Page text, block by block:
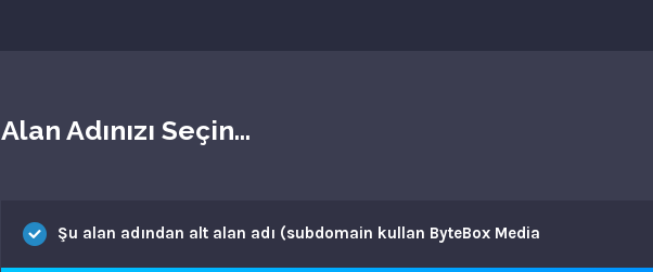
Alan Adınızı Seçin...
Şu alan adından alt alan adı (subdomain kullan ByteBox Media